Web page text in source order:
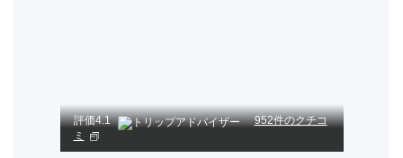
評価4.1
952件のクチコ
ミ